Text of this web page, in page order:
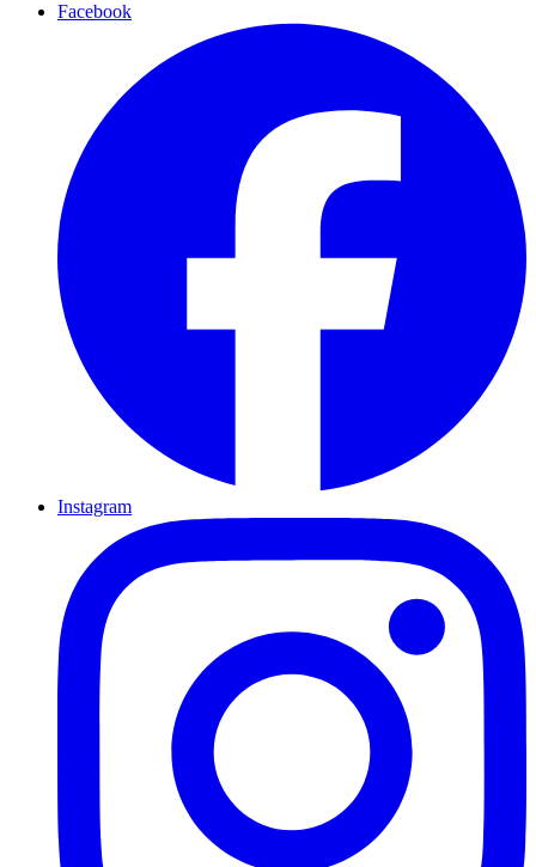
Facebook
Instagram